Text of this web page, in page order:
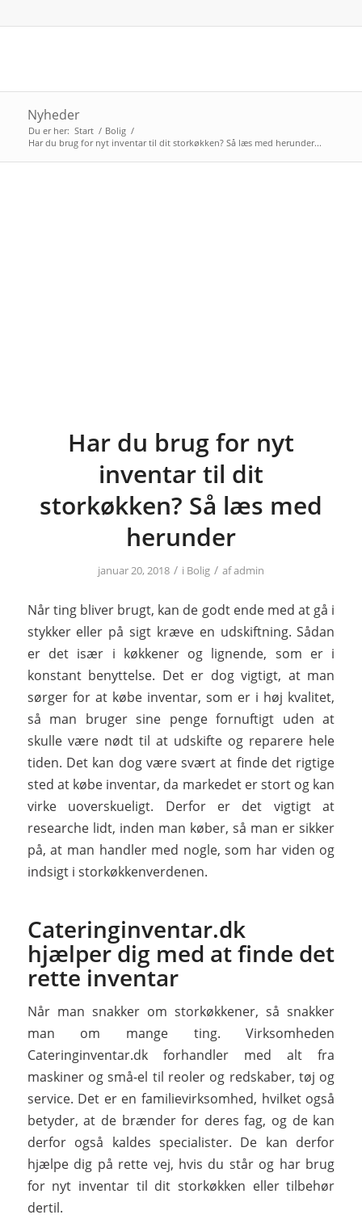
Nyheder
Du er her: Start / Bolig /
Har du brug for nyt inventar til dit storkøkken? Så læs med herunder...
Har du brug for nyt
inventar til dit
storkøkken? Så læs med
herunder
januar 20, 2018 / i Bolig / afadmin
Når ting bliver brugt, kan de godt ende med at gå i
stykker eller på sigt kræve en udskiftning. Sådan
er det især i køkkener og lignende, som er i
konstant benyttelse. Det er dog vigtigt, at man
sørger for at købe inventar, som er i høj kvalitet,
så man bruger sine penge fornuftigt uden at
skulle være nødt til at udskifte og reparere hele
tiden. Det kan dog være svært at finde det rigtige
sted at købe inventar, da markedet er stort og kan
virke uoverskueligt. Derfor er det vigtigt at
researche lidt, inden man køber, så man er sikker
på, at man handler med nogle, som har viden og
indsigt i storkøkkenverdenen.
Cateringinventar.dk
hjælper dig med at finde det
rette inventar
Når man snakker om storkøkkener, så snakker
man om mange ting. Virksomheden
Cateringinventar.dk forhandler med alt fra
maskiner og små-el til reoler og redskaber, tøj og
service. Det er en familievirksomhed, hvilket også
betyder, at de brænder for deres fag, og de kan
derfor også kaldes specialister. De kan derfor
hjælpe dig på rette vej, hvis du står og har brug
for nyt inventar til dit storkøkken eller tilbehør
dertil.